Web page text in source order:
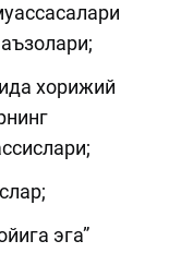
хорижий
эга”